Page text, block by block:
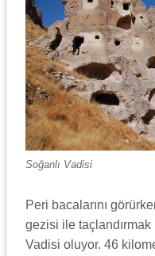
Soğanlı Vadisi
Peri bacalarını
gezisi ile
Vadisi oluyor. 46